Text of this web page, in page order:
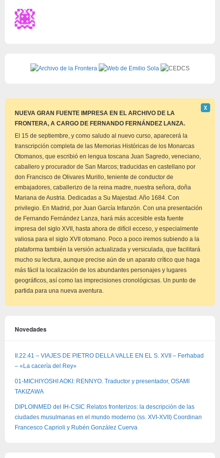
NUEVA GRAN FUENTE IMPRESA EN EL ARCHIVO DE LA
FRONTERA, A CARGO DE FERNANDO FERNÁNDEZ LANZA.
este
Χ
El 15 de septiembre, y como saludo al nuevo curso, aparecerá la
transcripción completa de las Memorias Históricas de los Monarcas
Otomanos, que escribió en lengua toscana Juan Sagredo, veneciano,
caballero y procurador de San Marcos; traducidas en castellano por
don Francisco de Olivares Murillo, teniente de conductor de
embajadores, caballerizo de la reina madre, nuestra señora, doña
Mariana de Austria. Dedicadas a Su Majestad. Año 1684. Con
privilegio. En Madrid, por Juan García Infanzón. Con una presentación
de Fernando Fernández Lanza, hará más accesible esta fuente
impresa del siglo XVII, hasta ahora de difícil ecceso, y especialmente
valiosa para el siglo XVII otomano. Poco a poco iremos subiendo a la
plataforma también la versión actualizada y versiculada, que facilitará
mucho su lectura, aunque precise aún de un aparato crítico que haga
más fácil la localización de los abundantes personajes y lugares
geográficos, así como las imprecisiones cronológicsas. Un punto de
partida para una nueva aventura.
Novedades
II.22.41 – VIAJES DE PIETRO DELLA VALLE EN EL S. XVII – Ferhabad
– «La cacería del Rey»
01-MICHIYOSHI AOKI: RENNYO. Traductor y presentador, OSAMI
TAKIZAWA
DIPLOINMED del IH-CSIC Relatos fronterizos: la descripción de las
ciudades musulmanas en el mundo moderno (ss. XVI-XVII) Coordinan
Francesco Caprioli y Rubén González Cuerva